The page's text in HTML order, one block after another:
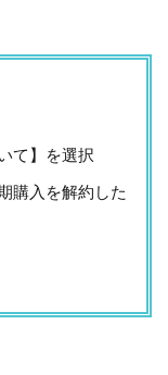
て】を選択
購入を解約した